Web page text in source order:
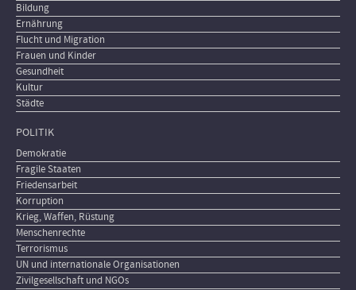
Bildung
Ernährung
Flucht und Migration
Frauen und Kinder
Gesundheit
Kultur
Städte
POLITIK
Demokratie
Fragile Staaten
Friedensarbeit
Korruption
Krieg, Waffen, Rüstung
Menschenrechte
Terrorismus
UN und internationale Organisationen
Zivilgesellschaft und NGOs